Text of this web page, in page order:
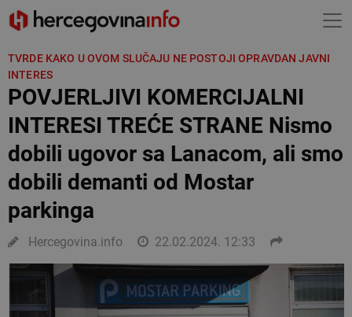
TVRDE KAKO U OVOM SLUČAJU NE POSTOJI OPRAVDAN JAVNI
INTERES
POVJERLJIVI KOMERCIJALNI
INTERESI TREĆE STRANE Nismo
dobili ugovor sa Lanacom, ali smo
dobili demanti od Mostar
parkinga
Hercegovina.info 22.02.2024. 12:33